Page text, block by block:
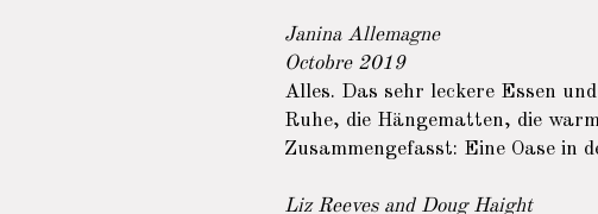
Janina Allemagne
Octobre 2019
Alles. Das sehr leckere Essen
Ruhe, die Hängematten, die
Zusammengefasst: Eine Oase in
Liz Reeves and Doug Haight